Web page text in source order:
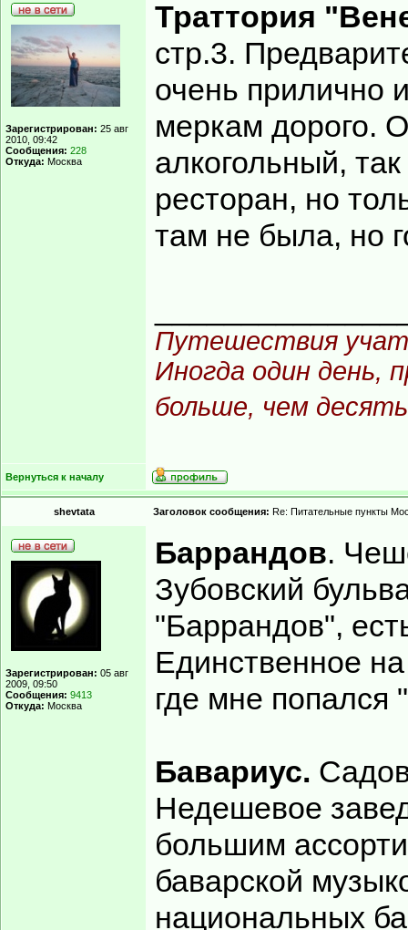
Зарегистрирован: 25 авг
2010, 09:42
Сообщения: 228
Откуда: Москва
Траттория
стр.3.
очень прилично
меркам дорого.
алкогольный,
ресторан, но
там не была, но
Путешествия
Иногда один день,
больше, чем
Вернуться к началу
shevtata Заголовок сообщения: Re: Питательные пункты
Зарегистрирован: 05 авг
2009, 09:50
Сообщения: 9413
Откуда: Москва
Баррандов.
Зубовский
"Баррандов",
Единственное
где мне попался
Бавариус.
Недешевое
большим
баварской
национальных